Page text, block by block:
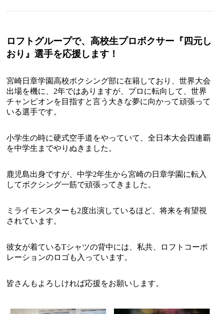
ロフトグループで、高校生プロボクサー『四元し
おり』選手を応援します！
宮崎日章学園高校ボクシング部に在籍しており、世界大会
出場を機に、2年ではありますが、プロに転向して、世界
チャンピオンを目指すと言う大きな夢に向かって頑張って
いる選手です。
小学生の時に硬式空手道をやっていて、全日本大会四連覇
を中学生までやりぬきました。
鹿児島出身ですが、中学2年生から宮崎の日章学園に転入
してボクシング一筋で頑張ってきました。
ミライモンスターも2度出演しているほど、将来を有望視
されています。
彼女が着ているTシャツの背中には、私共、ロフトコーポ
レーションのロゴも入っています。
皆さんもよろしければ応援をお願いします。